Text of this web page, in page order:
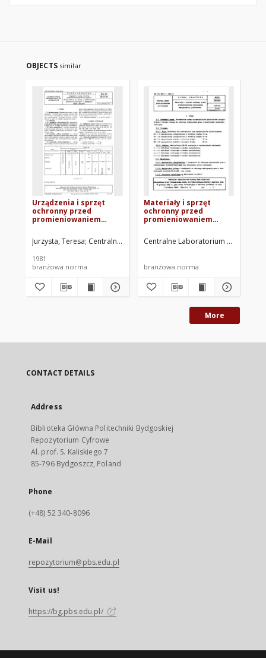
OBJECTS similar
Urządzenia i sprzęt
ochronny przed
promieniowaniem
Manipulatory do pracy
z substancjami
odległości - Rzędy
udźwigów BN-81/3433-
Jurzysta, Teresa Centralne Laboratorium Ochrony Radiologicznej.
1981
branżowa norma
Materiały i sprzęt
ochronny przed
promieniowaniem
Manipulatory
pistoletowe BN-
Centralne Laboratorium Ochrony
branżowa norma
More
CONTACT DETAILS
Address
Biblioteka Główna Politechniki Bydgoskiej
Repozytorium Cyfrowe
Al. prof. S. Kaliskiego 7
85-796 Bydgoszcz, Poland
Phone
(+48) 52 340-8096
E-Mail
repozytorium@pbs.edu.pl
Visit us!
https://bg.pbs.edu.pl/